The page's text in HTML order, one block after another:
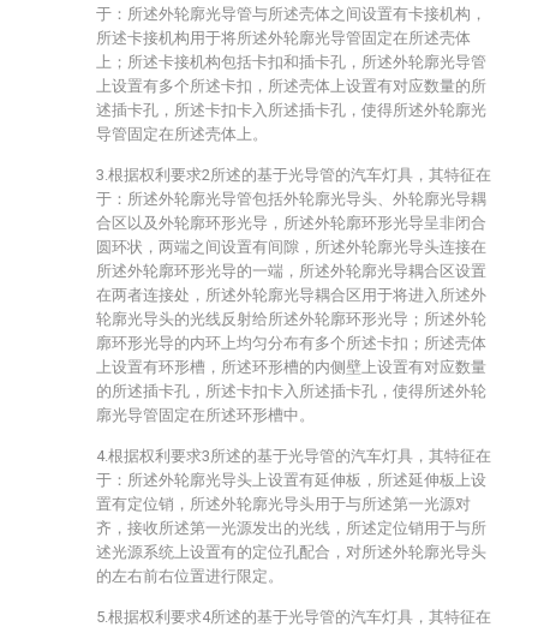
于：所述外轮廓光导管与所述壳体之间设置有卡接机构，
所述卡接机构用于将所述外轮廓光导管固定在所述壳体
上；所述卡接机构包括卡扣和插卡孔，所述外轮廓光导管
上设置有多个所述卡扣，所述壳体上设置有对应数量的所
述插卡孔，所述卡扣卡入所述插卡孔，使得所述外轮廓光
导管固定在所述壳体上。
3.根据权利要求2所述的基于光导管的汽车灯具，其特征在
于：所述外轮廓光导管包括外轮廓光导头、外轮廓光导耦
合区以及外轮廓环形光导，所述外轮廓环形光导呈非闭合
圆环状，两端之间设置有间隙，所述外轮廓光导头连接在
所述外轮廓环形光导的一端，所述外轮廓光导耦合区设置
在两者连接处，所述外轮廓光导耦合区用于将进入所述外
轮廓光导头的光线反射给所述外轮廓环形光导；所述外轮
廓环形光导的内环上均匀分布有多个所述卡扣；所述壳体
上设置有环形槽，所述环形槽的内侧壁上设置有对应数量
的所述插卡孔，所述卡扣卡入所述插卡孔，使得所述外轮
廓光导管固定在所述环形槽中。
4.根据权利要求3所述的基于光导管的汽车灯具，其特征在
于：所述外轮廓光导头上设置有延伸板，所述延伸板上设
置有定位销，所述外轮廓光导头用于与所述第一光源对
齐，接收所述第一光源发出的光线，所述定位销用于与所
述光源系统上设置有的定位孔配合，对所述外轮廓光导头
的左右前右位置进行限定。
5.根据权利要求4所述的基于光导管的汽车灯具，其特征在